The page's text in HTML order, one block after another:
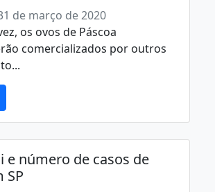
de março de 2020
os ovos de Páscoa
comercializados por outros
e número de casos de
SP